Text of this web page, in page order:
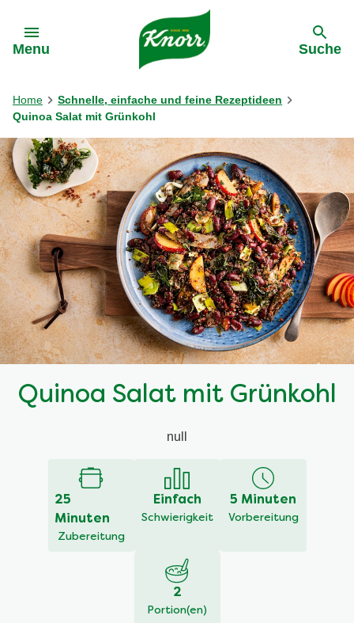
Menu Suche
Home
Schnelle, einfache und feine Rezeptideen
Quinoa Salat mit Grünkohl
Quinoa Salat mit Grünkohl
null
25
Minuten
Zubereitung
Einfach
Schwierigkeit
5 Minuten
Vorbereitung
2
Portion(en)